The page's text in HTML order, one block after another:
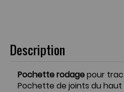
Description
Pochette rodagepour
Pochette de joints du haut